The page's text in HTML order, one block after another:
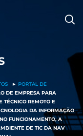
► PORTAL DE
DE EMPRESA PARA
TÉCNICO REMOTO E
DA INFORMAÇÃO
FUNCIONAMENTO, A
DE TIC DA NAV